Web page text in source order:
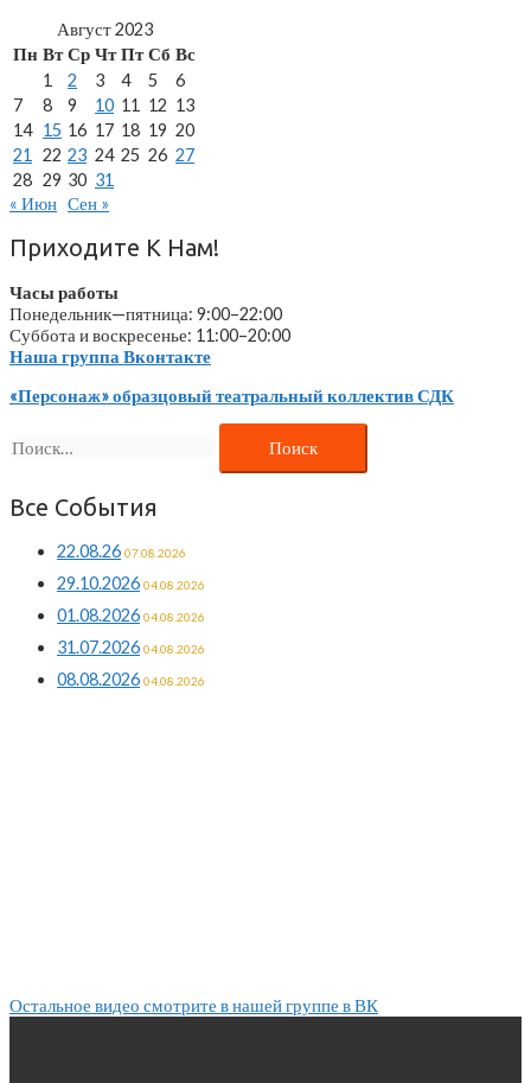
Август 2023
Пн Вт Ср Чт Пт Сб Вс
1
2 3 4 5
6
7
8 9 10 11 12 13
14 15 16 17 18 19 20
21
22 23 24 25 26 27
28 29 30 31
« Июн Сен »
Приходите К Нам!
Часы работы
Понедельник—пятница: 9:00–22:00
Суббота и воскресенье: 11:00–20:00
Наша группа Вконтакте
«Персонаж» образцовый театральный коллектив СДК
Все События
22.08.26 07.08.2026
29.10.2026 04.08.2026
01.08.2026 04.08.2026
31.07.2026 04.08.2026
08.08.2026 04.08.2026
Остальное видео смотрите в нашей группе в ВК